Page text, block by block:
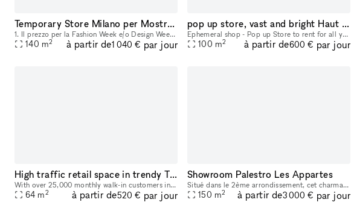
Temporary Store Milano per Mostre d'Arte e Design
1. Il prezzo per la Fashion Week e/o Design Week è di 3125 euro al giorno e 17500 per l'intera settimana. Questo spazio è ideale per eventi come mostre d'arte e design, nonché per la vendita di prodo
140 m2 à partir de1 040 € par jour
pop up store, vast and bright Haut Marais Paris
Ephemeral shop - Pop up Store to rent for all your events (Launch, commercial operation, Fashion week, Expo etc...) Located in the Haut Marais near the Arts et Métiers station. Lively, touristy and b
100 m2 à partir de600 € par jour
High traffic retail space in trendy Tribecca based Laughing Man Cafe
With over 25,000 monthly walk-in customers in our cafe this is an extremely attractive local and tourist destination in the highest valued neighborhood in NYC. We are offering a prime space directl
64 m2 à partir de520 € par jour
Showroom Palestro Les Appartes
Situé dans le 2ème arrondissement, cet charmant espace peut accueillir jusqu'à 50 personnes.
150 m2 à partir de3 000 € par jour